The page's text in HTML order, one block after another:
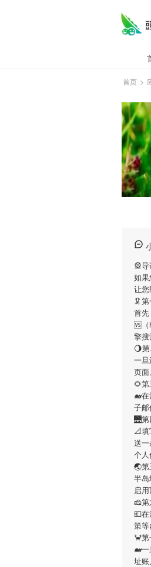
首页 >
🎡导
如果
让您
🦑
首先
🆚
擎搜
🌖
一旦
页面。
🌻
🐋
子邮
🌉
📐
送
个人
🌏
半
启
🧀
💶在
策等
🦀
🐋
址